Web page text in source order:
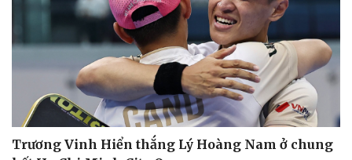
Trương Vinh Hiển thắng Lý Hoàng Nam ở chung